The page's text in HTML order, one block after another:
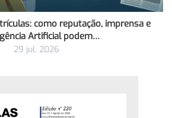
como reputação, imprensa e
Artificial podem…
29 jul, 2026